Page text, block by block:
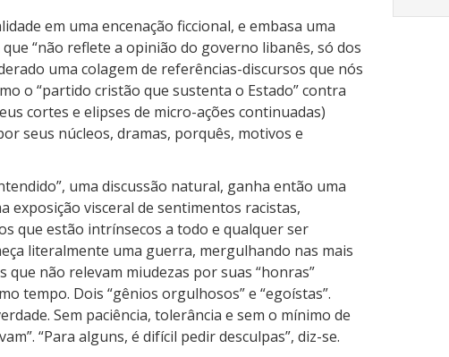
em uma encenação ficcional, e embasa uma
“não reflete a opinião do governo libanês, só dos
uma colagem de referências-discursos que nós
o “partido cristão que sustenta o Estado” contra
cortes e elipses de micro-ações continuadas)
seus núcleos, dramas, porquês, motivos e
uma discussão natural, ganha então uma
exposição visceral de sentimentos racistas,
que estão intrínsecos a todo e qualquer ser
literalmente uma guerra, mergulhando nas mais
não relevam miudezas por suas “honras”
tempo. Dois “gênios orgulhosos” e “egoístas”.
Sem paciência, tolerância e sem o mínimo de
“Para alguns, é difícil pedir desculpas”, diz-se.